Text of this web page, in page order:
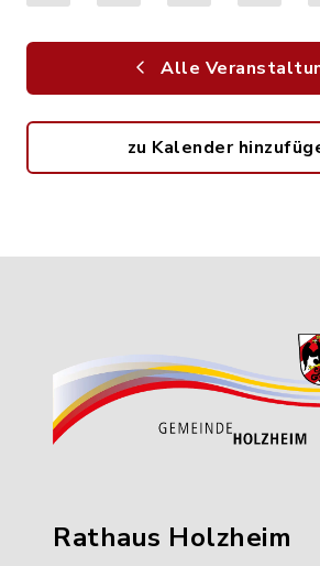
Alle
zu Kalender
Rathaus Holzheim